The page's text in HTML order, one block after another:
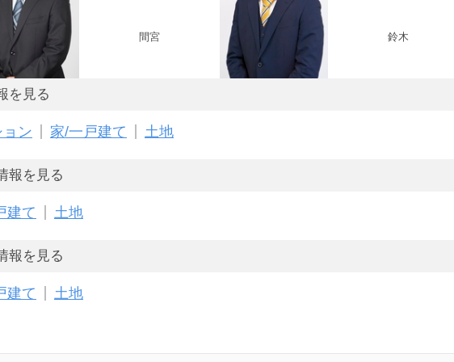
中川
間宮 鈴木
を見る
ン 家/一戸建て 土地
報を見る
建て 土地
報を見る
建て 土地